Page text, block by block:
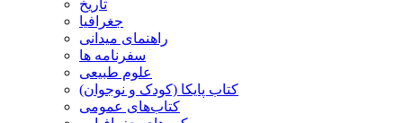
تاریخ
جغرافیا
راهنمای میدانی
سفرنامه‌ ها
علوم طبیعی
کتاب‌ پایکا (کودک و نوجوان)
کتاب‌های عمومی